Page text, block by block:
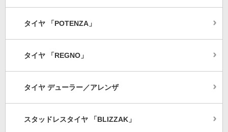
タイヤ 「POTENZA」
タイヤ 「REGNO」
タイヤ デューラー／アレンザ
スタッドレスタイヤ 「BLIZZAK」